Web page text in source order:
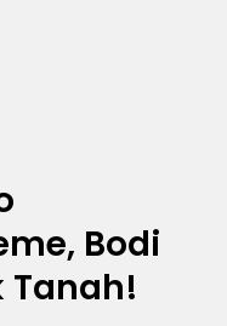
Bodi
Tanah!